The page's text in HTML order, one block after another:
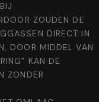
ZOUDEN DE
DIRECT IN
DOOR MIDDEL VAN
KAN DE
ZONDER